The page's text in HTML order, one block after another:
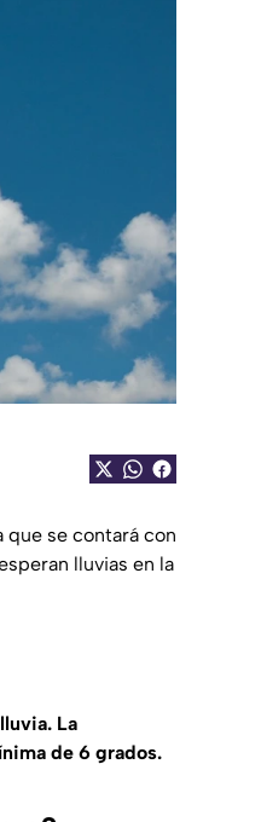
que se contará con
lluvias en la
La
de 6 grados.